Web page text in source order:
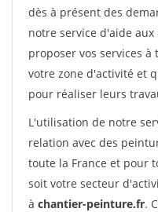
dès à présent des
notre service d'aide
proposer vos services
votre zone d'activité et
pour réaliser leurs
L'utilisation de notre
relation avec des
toute la France et pour
soit votre secteur
à chantier-peinture.fr.